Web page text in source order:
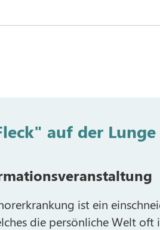
auf der Lunge
ist ein
die persönliche Welt oft